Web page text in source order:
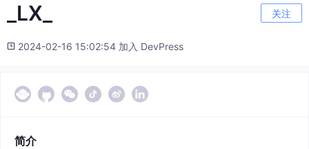
_LX_ 关注
2024-02-16 15:02:54 加入 DevPress
简介